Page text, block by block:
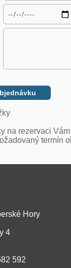
na rezervaci
termín
Hory
4
592